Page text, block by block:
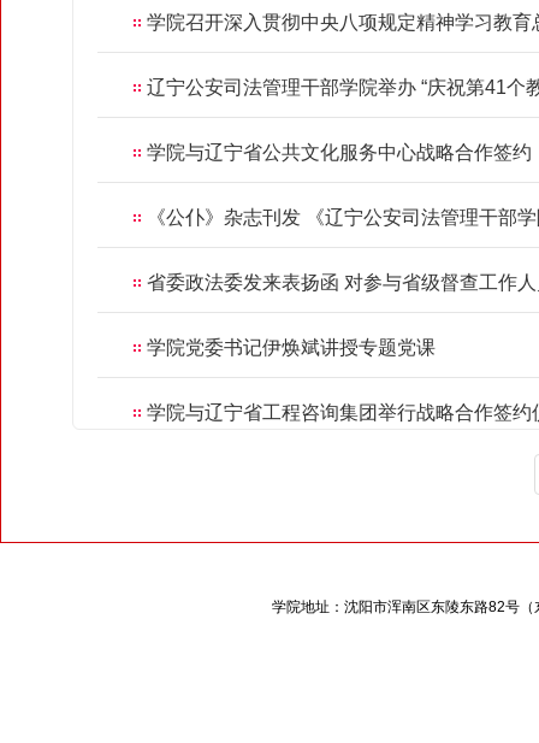
学院召开深入贯彻中央八项规定精神学习教育
辽宁公安司法管理干部学院举办 “庆祝第41
学院与辽宁省公共文化服务中心战略合作签约
《公仆》杂志刊发 《辽宁公安司法管理干部
省委政法委发来表扬函 对参与省级督查工作
学院党委书记伊焕斌讲授专题党课
学院与辽宁省工程咨询集团举行战略合作签约
学院地址：沈阳市浑南区东陵东路82号（